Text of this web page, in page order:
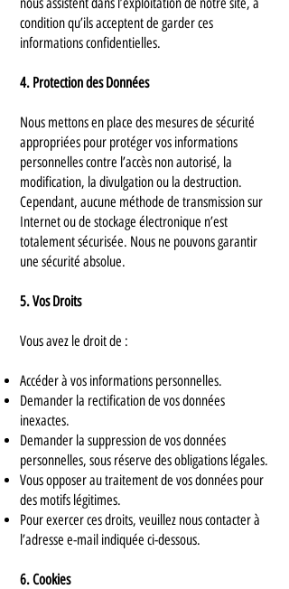
condition qu’ils acceptent de garder ces
informations confidentielles.
4. Protection des Données
Nous mettons en place des mesures de sécurité
appropriées pour protéger vos informations
personnelles contre l’accès non autorisé, la
modification, la divulgation ou la destruction.
Cependant, aucune méthode de transmission sur
Internet ou de stockage électronique n’est
totalement sécurisée. Nous ne pouvons garantir
une sécurité absolue.
5. Vos Droits
Vous avez le droit de :
Accéder à vos informations personnelles.
Demander la rectification de vos données
inexactes.
Demander la suppression de vos données
personnelles, sous réserve des obligations légales.
Vous opposer au traitement de vos données pour
des motifs légitimes.
Pour exercer ces droits, veuillez nous contacter à
l’adresse e-mail indiquée ci-dessous.
6. Cookies